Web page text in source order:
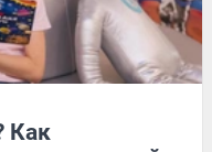
Как